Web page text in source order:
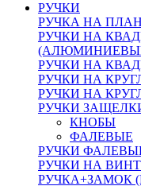
РУЧКИ
РУЧКА НА
РУЧКИ НА
РУЧКИ НА
РУЧКИ НА
РУЧКИ НА
РУЧКИ
КНОБЫ
ФАЛЕВЫЕ
РУЧКИ
РУЧКИ НА
РУЧКА+ЗАМОК